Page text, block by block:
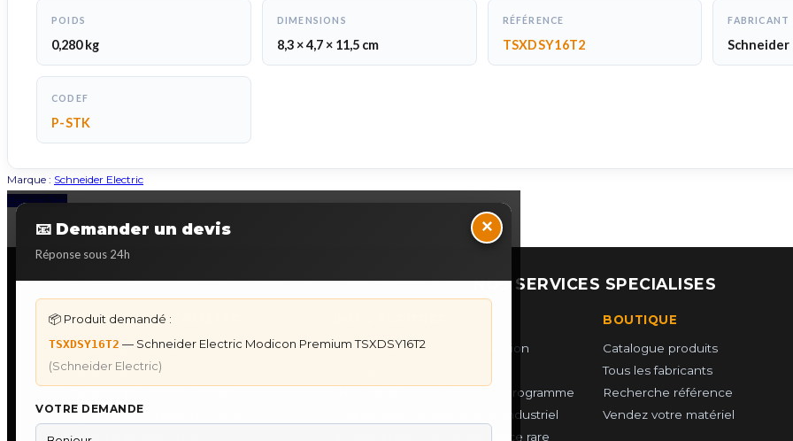
POIDS
0,280 kg
DIMENSIONS
8,3 × 4,7 × 11,5 cm
RÉFÉRENCE
TSXDSY16T2
FABRICANT
CODEF
P-STK
Marque : Schneider Electric
📧 Demander un devis
Réponse sous 24h
×
📦 Produit demandé :
TSXDSY16T2 — Schneider Electric Modicon Premium TSXDSY16T2
(Schneider Electric)
VOTRE DEMANDE
Back to Top
NOS SERVICES SPECIALISES
DÉPANNAGE AUTOMATES
Dépannage Siemens S7
Dépannage Schneider Modicon
Dépannage Mitsubishi Melsec
Dépannage ABB AC500
IHM Lauer PCS — Récupération
IHM Lauer GAME & PCS — Programme
Maintenance Automatisme Industriel
Recherche & Sourcing piéce rare
BOUTIQUE
Catalogue produits
Tous les fabricants
Recherche référence
Vendez votre matériel